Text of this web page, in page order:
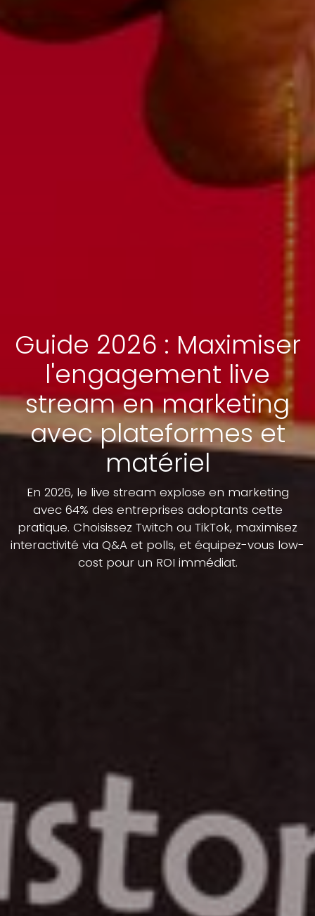
Guide 2026 : Maximiser
l'engagement live
stream en marketing
avec plateformes et
matériel
En 2026, le live stream explose en marketing
avec 64% des entreprises adoptants cette
pratique. Choisissez Twitch ou TikTok, maximisez
interactivité via Q&A et polls, et équipez-vous low-
cost pour un ROI immédiat.